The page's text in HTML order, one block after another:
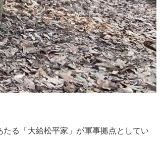
る「大給松平家」が軍事拠点としてい